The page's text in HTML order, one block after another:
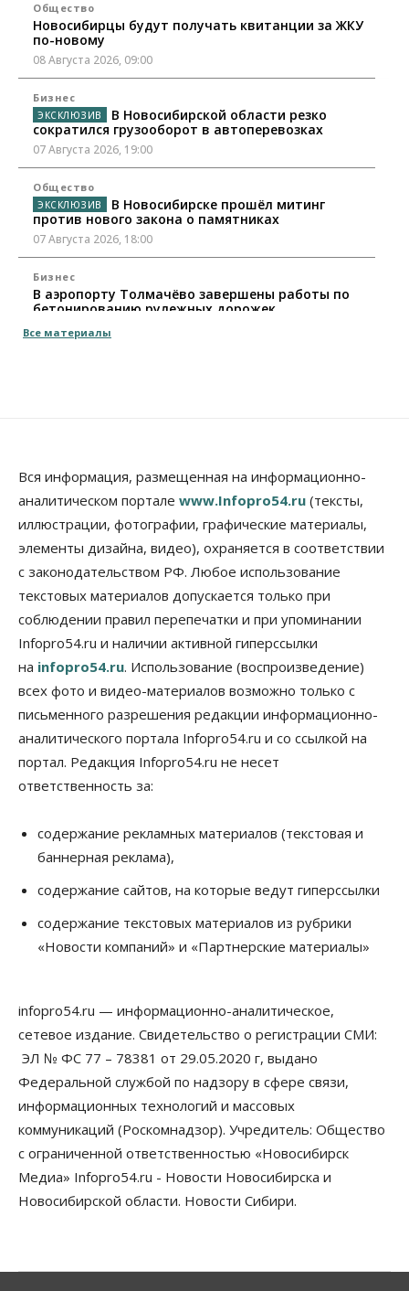
Общество
Новосибирцы будут получать квитанции за ЖКУ
по-новому
08 Августа 2026, 09:00
Бизнес
В Новосибирской области резко
сократился грузооборот в автоперевозках
07 Августа 2026, 19:00
Общество
В Новосибирске прошёл митинг
против нового закона о памятниках
07 Августа 2026, 18:00
Бизнес
В аэропорту Толмачёво завершены работы по
бетонированию рулежных дорожек
07 Августа 2026, 17:00
Роспотребнадзор изъял почти полторы тонны
мяса в Новосибирской области
07 Августа 2026, 15:00
Финансы
Расходы новосибирцев на спорт выросли на 40%
за полгода
07 Августа 2026, 14:35
Сибирские аграрии увеличивают посевы горчицы
07 Августа 2026, 14:00
Власть
В Новосибирске многодетным семьям вручили
сертификаты на покупку автомобилей
07 Августа 2026, 13:55
Авто Общество
07 Августа 2026, 13:00
Школы, библиотеки, пешеходные тротуары:
социальных объектах
07 Августа 2026, 12:35
на выходных
07 Августа 2026, 12:00
Жители Новосибирска смогут добровольно
повысить свою пенсию
07 Августа 2026, 11:30
Общество
Деньгами будут распоряжаться дети: в десяти
школах Новосибирской области введут
инициативное бюджетирование
Все материалы
Вся информация, размещенная на информационно-
аналитическом портале www.Infopro54.ru (тексты,
иллюстрации, фотографии, графические материалы,
элементы дизайна, видео), охраняется в соответствии
с законодательством РФ. Любое использование
текстовых материалов допускается только при
соблюдении правил перепечатки и при упоминании
Infopro54.ru и наличии активной гиперссылки
на infopro54.ru. Использование (воспроизведение)
всех фото и видео-материалов возможно только с
письменного разрешения редакции информационно-
аналитического портала Infopro54.ru и со ссылкой на
портал. Редакция Infopro54.ru не несет
ответственность за:
содержание рекламных материалов (текстовая и
баннерная реклама),
содержание сайтов, на которые ведут гиперссылки
содержание текстовых материалов из рубрики
«Новости компаний» и «Партнерские материалы»
infopro54.ru — информационно-аналитическое,
сетевое издание. Свидетельство о регистрации СМИ:
ЭЛ № ФС 77 – 78381 от 29.05.2020 г, выдано
Федеральной службой по надзору в сфере связи,
информационных технологий и массовых
коммуникаций (Роскомнадзор). Учредитель: Общество
с ограниченной ответственностью «Новосибирск
Медиа» Infopro54.ru - Новости Новосибирска и
Новосибирской области. Новости Сибири.